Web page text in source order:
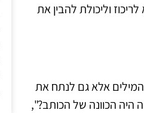
וליכולת להבין את
אלא גם לנתח את
היה הכוונה של הכותב?",